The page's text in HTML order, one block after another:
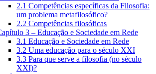
2.1 Competências específicas da Filosofia:
um problema metafilosófico?
2.2 Competências filosóficas
3 – Educação e Sociedade em Rede
3.1 Educação e Sociedade em Rede
3.2 Uma educação para o século XXI
3.3 Para que serve a filosofia (no século
XXI)?